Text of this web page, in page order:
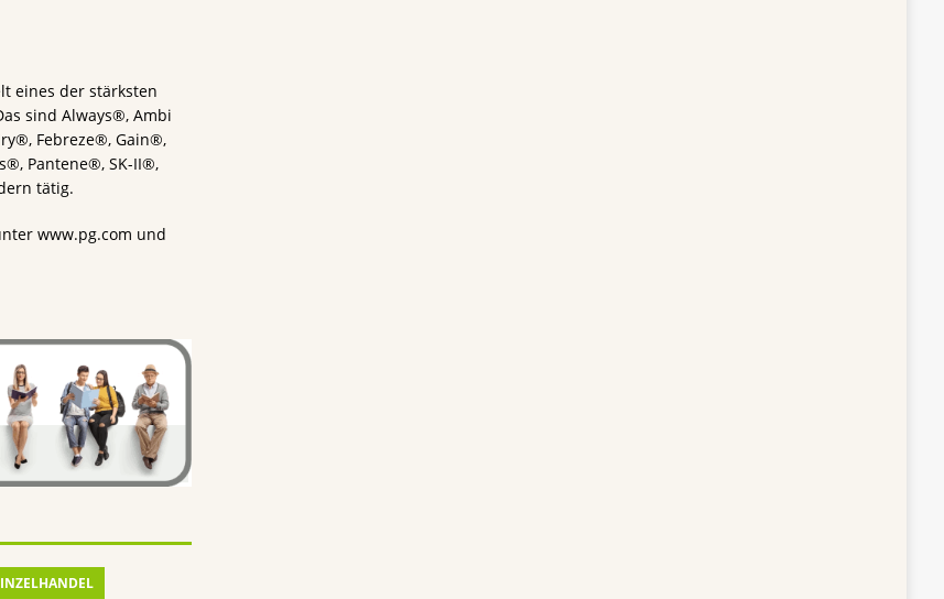
eines der stärksten
sind Always®, Ambi
Febreze®, Gain®,
Pantene®, SK-II®,
tätig.
www.pg.com und